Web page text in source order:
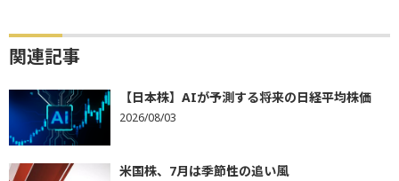
関連記事
【日本株】AIが予測する将来の日経平均株価
2026/08/03
米国株、7月は季節性の追い風